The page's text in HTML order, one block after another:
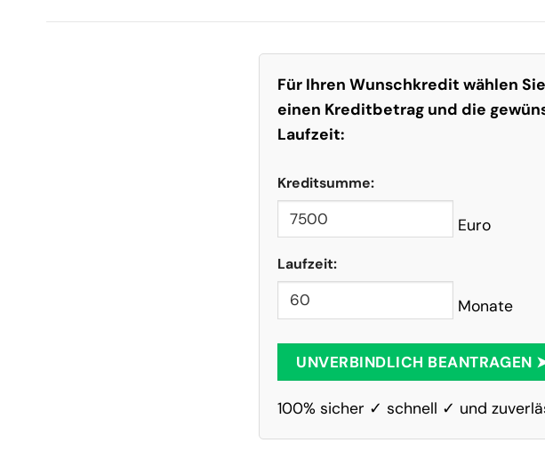
Für Ihren Wunschkredit wählen
einen Kreditbetrag und die
Laufzeit:
Kreditsumme:
Euro
Laufzeit:
Monate
UNVERBINDLICH BEANTRAGEN
100% sicher ✓ schnell ✓ und